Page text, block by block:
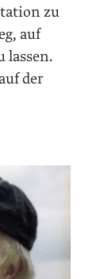
zu
auf
lassen.
der